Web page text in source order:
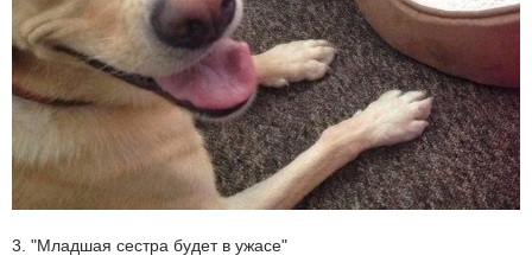
3. "Младшая сестра будет в ужасе"